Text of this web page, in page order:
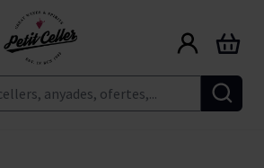
Cart